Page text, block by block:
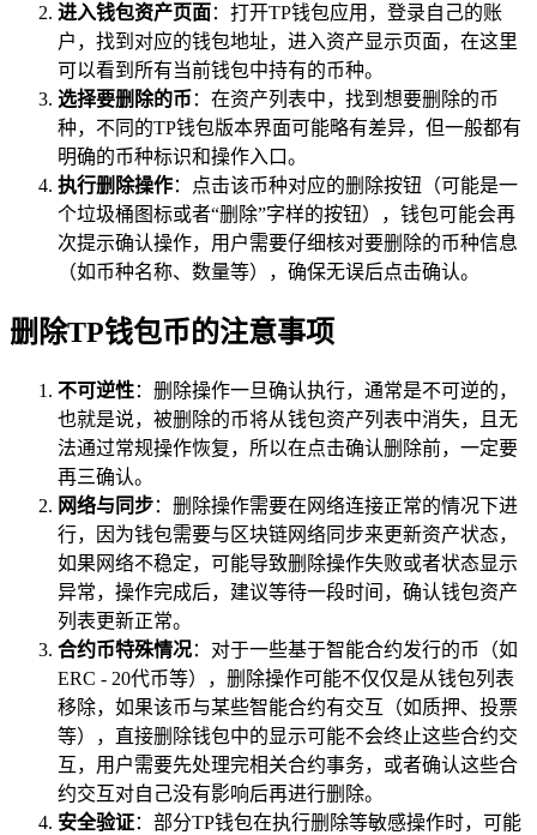
进入钱包资产页面：打开TP钱包应用，登录自己的账
户，找到对应的钱包地址，进入资产显示页面，在这里
可以看到所有当前钱包中持有的币种。
选择要删除的币 ：在资产列表中，找到想要删除的币
种，不同的TP钱包版本界面可能略有差异，但一般都有
明确的币种标识和操作入口。
执行删除操作：点击该币种对应的删除按钮（可能是一
个垃圾桶图标或者“删除”字样的按钮），钱包可能会再
次提示确认操作，用户需要仔细核对要删除的币种信息
（如币种名称、数量等），确保无误后点击确认。
删除TP钱包币的注意事项
不可逆性：删除操作一旦确认执行，通常是不可逆的，
也就是说，被删除的币将从钱包资产列表中消失，且无
法通过常规操作恢复，所以在点击确认删除前，一定要
再三确认。
网络与同步：删除操作需要在网络连接正常的情况下进
行，因为钱包需要与区块链网络同步来更新资产状态，
如果网络不稳定，可能导致删除操作失败或者状态显示
异常，操作完成后，建议等待一段时间，确认钱包资产
列表更新正常。
合约币特殊情况：对于一些基于智能合约发行的币（如
ERC - 20代币等），删除操作可能不仅仅是从钱包列表
移除，如果该币与某些智能合约有交互（如质押、投票
等），直接删除钱包中的显示可能不会终止这些合约交
互，用户需要先处理完相关合约事务，或者确认这些合
约交互对自己没有影响后再进行删除。
安全验证：部分TP钱包在执行删除等敏感操作时，可能